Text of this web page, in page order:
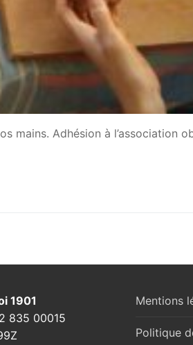
mains. Adhésion à l’association
1901
835 00015
Mentions
Politique